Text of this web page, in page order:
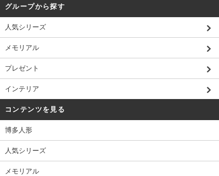
グループから探す
人気シリーズ
メモリアル
プレゼント
インテリア
コンテンツを見る
博多人形
人気シリーズ
メモリアル